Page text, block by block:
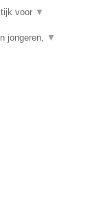
voor ▼
jongeren, ▼